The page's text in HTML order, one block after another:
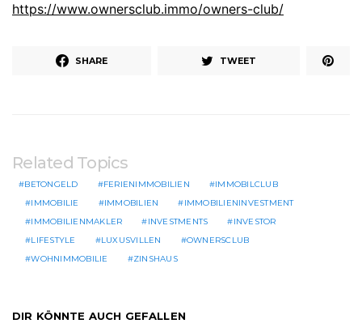
https://www.ownersclub.immo/owners-club/
SHARE TWEET
Related Topics
BETONGELD FERIENIMMOBILIEN
IMMOBILCLUB
IMMOBILIE
IMMOBILIEN
IMMOBILIENINVESTMENT
IMMOBILIENMAKLER
INVESTMENTS
INVESTOR
LIFESTYLE
LUXUSVILLEN
OWNERSCLUB
WOHNIMMOBILIE
ZINSHAUS
DIR KÖNNTE AUCH GEFALLEN